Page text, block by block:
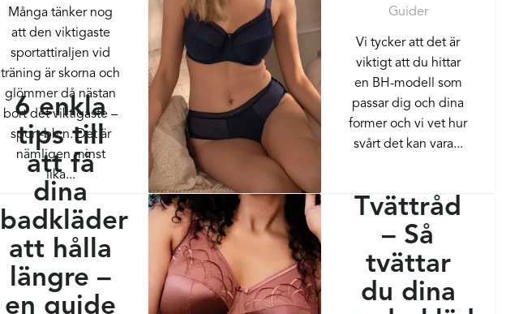
Många tänker nog
att den viktigaste
sportattiraljen vid
träning är skorna och
glömmer då nästan
bort det viktigaste –
sport-bh:n. Det är
nämligen minst
lika...
Guider
Vi tycker att det är
viktigt att du hittar
en BH-modell som
passar dig och dina
former och vi vet hur
svårt det kan vara...
6 enkla
tips till
att få
dina
badkläder
att hålla
längre –
en guide
Tvättråd
– Så
tvättar
du dina